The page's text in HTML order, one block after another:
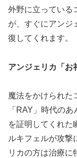
外野に立っている
が、すぐにアンジ
復してくれます。
アンジェリカ「お
魔法をかけられた
「RAY」時代の
を証明してくれた
ルキフェルが攻撃
リカの方は治療に